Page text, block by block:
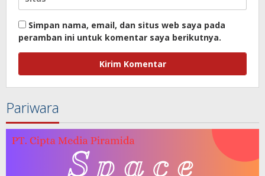
Simpan nama, email, dan situs web saya pada
peramban ini untuk komentar saya berikutnya.
Pariwara